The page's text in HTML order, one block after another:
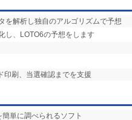
を解析し独自のアルゴリズムで予想
し、LOTO6の予想をします
印刷、当選確認までを支援
単に調べられるソフト